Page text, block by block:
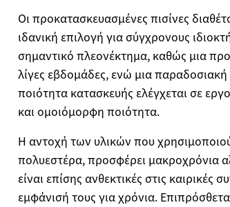
Οι προκατασκευασμένες πισίνες
ιδανική επιλογή για σύγχρονους
σημαντικό πλεονέκτημα, καθώς μια
λίγες εβδομάδες, ενώ μια
ποιότητα κατασκευής ελέγχεται σε
και ομοιόμορφη ποιότητα.
Η αντοχή των υλικών που
πολυεστέρα, προσφέρει μακροχρόνια
είναι επίσης ανθεκτικές στις
εμφάνισή τους για χρόνια.